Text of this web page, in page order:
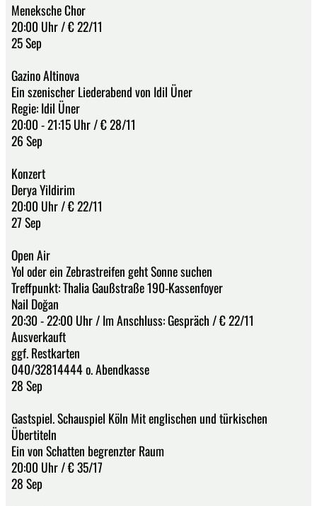
Meneksche Chor
20:00 Uhr / € 22/11
25 Sep
Gazino Altinova
Ein szenischer Liederabend von Idil Üner
Regie: Idil Üner
20:00 - 21:15 Uhr / € 28/11
26 Sep
Konzert
Derya Yildirim
20:00 Uhr / € 22/11
27 Sep
Open Air
Yol oder ein Zebrastreifen geht Sonne suchen
Treffpunkt: Thalia Gaußstraße 190-Kassenfoyer
Nail Doğan
20:30 - 22:00 Uhr / Im Anschluss: Gespräch / € 22/11
Ausverkauft
ggf. Restkarten
040/32814444 o. Abendkasse
28 Sep
Gastspiel. Schauspiel Köln Mit englischen und türkischen
Übertiteln
Ein von Schatten begrenzter Raum
20:00 Uhr / € 35/17
28 Sep